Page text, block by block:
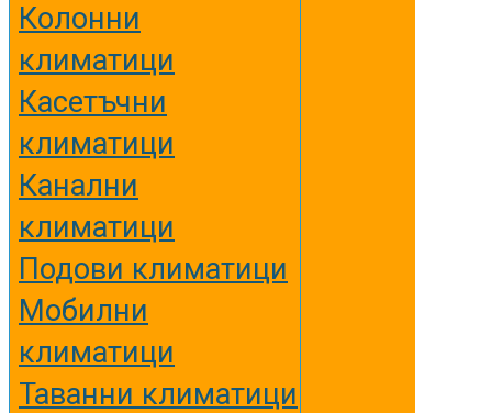
Колонни
климатици
Касетъчни
климатици
Канални
климатици
Подови климатици
Мобилни
климатици
Таванни климатици